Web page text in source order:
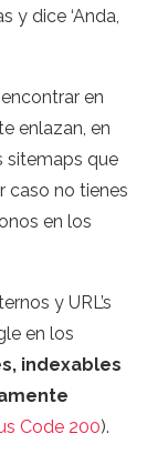
y dice ‘Anda,
en
enlazan, en
sitemaps que
caso no tienes
en los
y URL’s
en los
indexables
Code 200).